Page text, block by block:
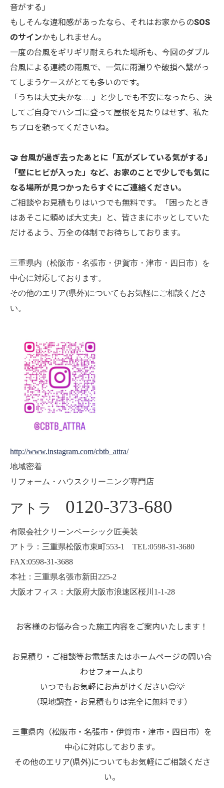
音がする」
もしそんな違和感があったなら、それはお家からのSOS
のサインかもしれません。
一度の台風をギリギリ耐えられた場所も、今回のダブル
台風による連続の雨風で、一気に雨漏りや破損へ繋がっ
てしまうケースがとても多いのです。
「うちは大丈夫かな……」と少しでも不安になったら、決
してご自身でハシゴに登って屋根を見たりはせず、私た
ちプロを頼ってくださいね。
🤝 台風が過ぎ去ったあとに「瓦がズレている気がする」
「壁にヒビが入った」など、お家のことで少しでも気に
なる場所が見つかったらすぐにご連絡ください。
ご相談やお見積もりはいつでも無料です。「困ったとき
はあそこに頼めば大丈夫」と、皆さまにホッとしていた
だけるよう、万全の体制でお待ちしております。
三重県内（松阪市・名張市・伊賀市・津市・四日市）を
中心に対応しております。
その他のエリア(県外)についてもお気軽にご相談くださ
い。
http://www.instagram.com/cbtb_attra/
地域密着
リフォーム・ハウスクリーニング専門店
アトラ 0120-373-680
有限会社クリーンベーシック匠美装
アトラ：三重県松阪市東町553-1 TEL:0598-31-3680
FAX:0598-31-3688
本社：三重県名張市新田225-2
大阪オフィス：大阪府大阪市浪速区桜川1-1-28
お客様のお悩み合った施工内容をご案内いたします！
お見積り・ご相談等お電話またはホームページの問い合
わせフォームより
いつでもお気軽にお声がけください😊💡
（現地調査・お見積もりは完全に無料です）
三重県内（松阪市・名張市・伊賀市・津市・四日市）を
中心に対応しております。
その他のエリア(県外)についてもお気軽にご相談くださ
い。